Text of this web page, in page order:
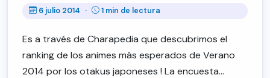
6 julio 2014 · 1 min de lectura
Es a través de Charapedia que descubrimos el
ranking de los animes más esperados de Verano
2014 por los otakus japoneses ! La encuesta…